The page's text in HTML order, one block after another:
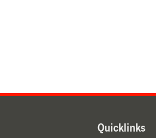
Quicklinks